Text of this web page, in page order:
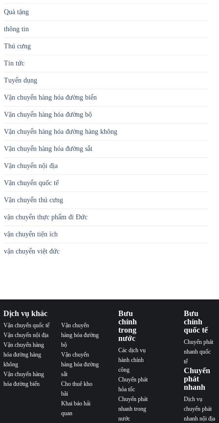
Quà tặng
thông tin
Thú cưng
Tin tức
Tuyển dụng
Vận chuyển hàng hóa đường biển
Vận chuyển hàng hóa đường bộ
Vận chuyển hàng hóa đường hàng không
Vận chuyển hàng hóa đường sắt
Vận chuyển nội địa
Vận chuyển quốc tế
Vận chuyển thú cưng
vận chuyển thực phẩm đi Đức
vận chuyển tiện ích
vận chuyển việt đức
Dịch vụ khác
Vận chuyển quốc tế
Vận chuyển nội địa
Vận chuyển hàng
hóa đường hàng
không
Vận chuyển hàng
hóa đường biển
Vận chuyển
hàng hóa đường
bộ
Vận chuyển
hàng hóa đường
sắt
Cho thuê kho
bãi
Khai báo hải
quan
Bưu
chính
trong
nước
Các dịch vụ
hành chính
công
Chuyển phát
hỏa tốc
Chuyển phát
nhanh trong
nước
Bưu
chính
quốc tế
Chuyển phát
nhanh quốc
tế
Chuyển
phát
nhanh
Dịch vụ
chuyển phát
nhanh nội địa